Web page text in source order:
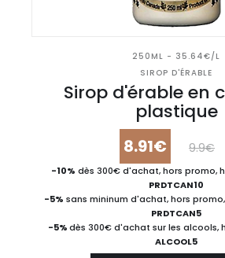
250ML - 35.64€/L
SIROP D'ÉRABLE
Sirop d'érable en
plastique
8.91€ 9.9€
-10% dès 300€ d'achat, hors promo,
PRDTCAN10
-5% sans mininum d'achat, hors
PRDTCAN5
-5%dès 300€ d'achat sur les alcools,
ALCOOL5